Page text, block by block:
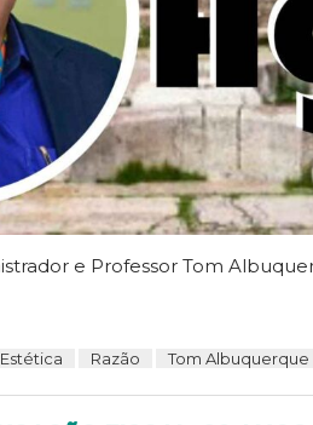
e Professor Tom
Estética Razão Tom Albuquerque